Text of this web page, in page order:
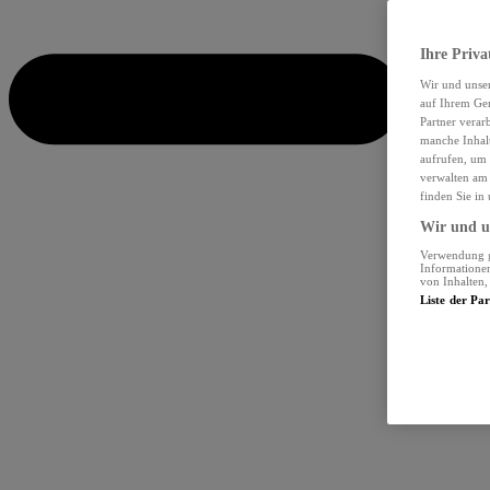
Ihre
Wir und
auf Ihrem
Partner
manche
aufrufen, um
verwalten
finden Sie in
Wir und
Verwendung
von Inhalten,
Liste der